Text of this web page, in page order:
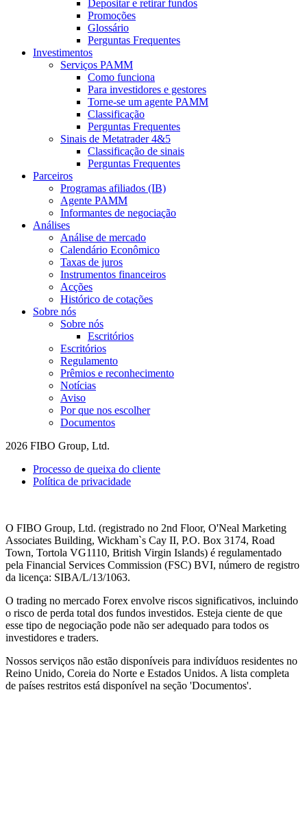
Depositar e retirar fundos
Promoções
Glossário
Perguntas Frequentes
Investimentos
Serviços PAMM
Como funciona
Para investidores e gestores
Torne-se um agente PAMM
Classificação
Perguntas Frequentes
Sinais de Metatrader 4&5
Classificação de sinais
Perguntas Frequentes
Parceiros
Programas afiliados (IB)
Agente PAMM
Informantes de negociação
Análises
Análise de mercado
Calendário Econômico
Taxas de juros
Instrumentos financeiros
Acções
Histórico de cotações
Sobre nós
Sobre nós
Escritórios
Escritórios
Regulamento
Prêmios e reconhecimento
Notícias
Aviso
Por que nos escolher
Documentos
2026 FIBO Group, Ltd.
Processo de queixa do cliente
Política de privacidade
O FIBO Group, Ltd. (registrado no 2nd Floor, O'Neal Marketing
Associates Building, Wickham`s Cay II, P.O. Box 3174, Road
Town, Tortola VG1110, British Virgin Islands) é regulamentado
pela Financial Services Commission (FSC) BVI, número de registro
da licença: SIBA/L/13/1063.
O trading no mercado Forex envolve riscos significativos, incluindo
o risco de perda total dos fundos investidos. Esteja ciente de que
esse tipo de negociação pode não ser adequado para todos os
investidores e traders.
Nossos serviços não estão disponíveis para indivíduos residentes no
Reino Unido, Coreia do Norte e Estados Unidos. A lista completa
de países restritos está disponível na seção 'Documentos'.